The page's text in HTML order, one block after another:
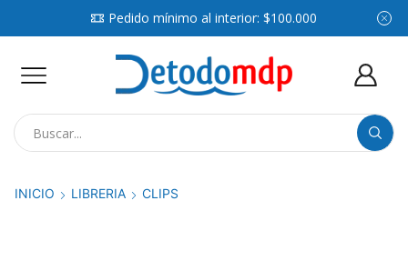
Pedido mínimo al interior: $100.000
INICIO LIBRERIA CLIPS